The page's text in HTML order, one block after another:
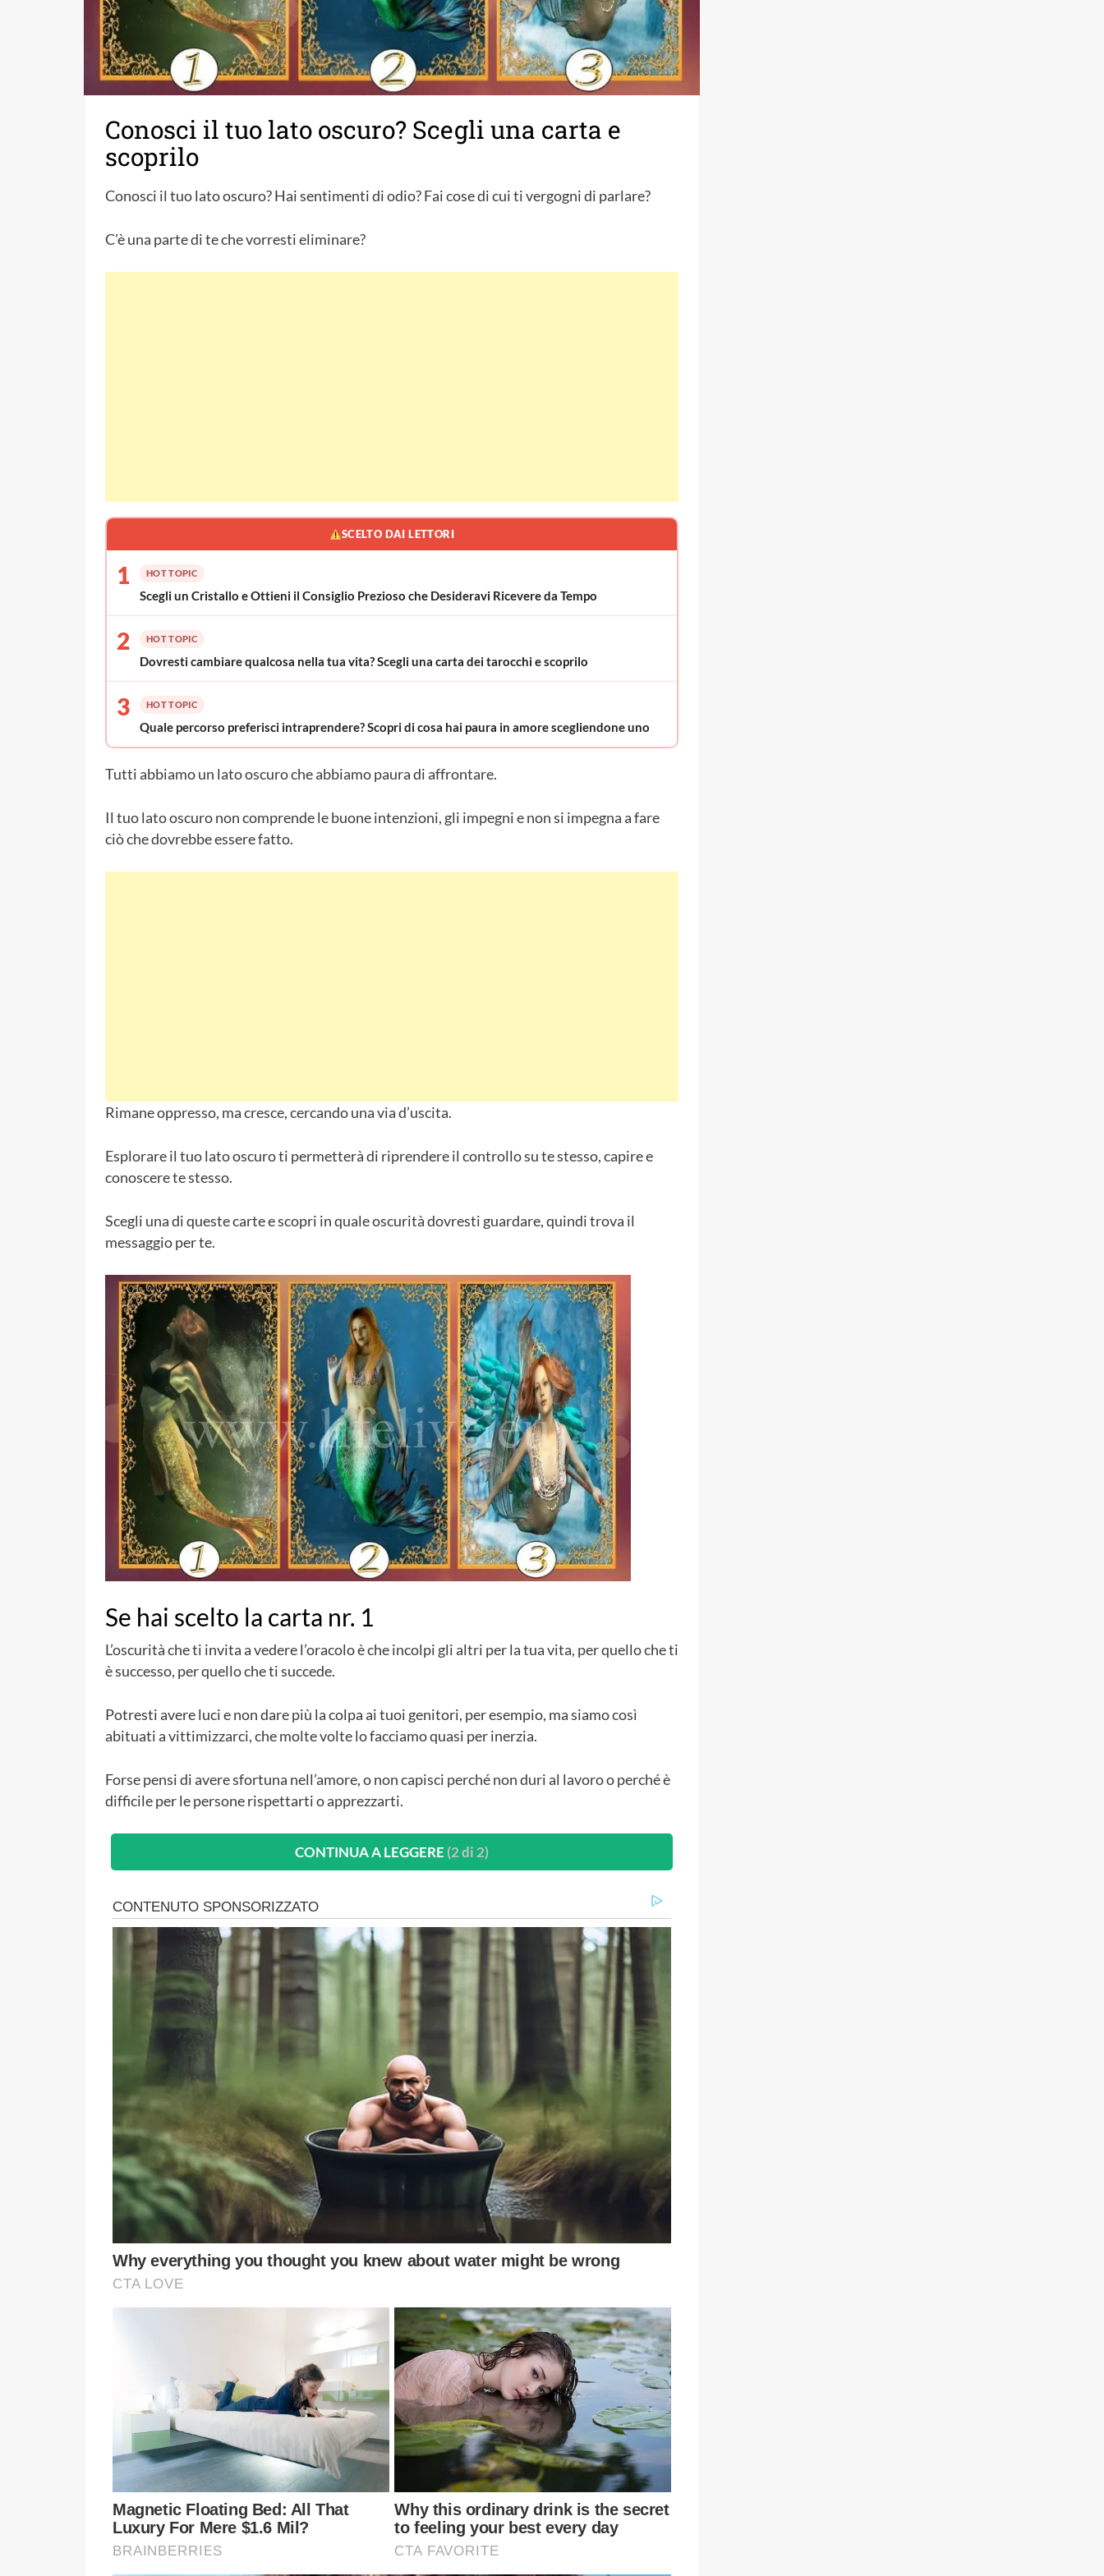
Conosci il tuo lato oscuro? Scegli una carta e
scoprilo
Conosci il tuo lato oscuro? Hai sentimenti di odio? Fai cose di cui ti vergogni di parlare?
C’è una parte di te che vorresti eliminare?
SCELTO DAI LETTORI
1 HOT TOPIC
Scegli un Cristallo e Ottieni il Consiglio Prezioso che Desideravi Ricevere da Tempo
2 HOT TOPIC
Dovresti cambiare qualcosa nella tua vita? Scegli una carta dei tarocchi e scoprilo
3 HOT TOPIC
Quale percorso preferisci intraprendere? Scopri di cosa hai paura in amore scegliendone uno
Tutti abbiamo un lato oscuro che abbiamo paura di affrontare.
Il tuo lato oscuro non comprende le buone intenzioni, gli impegni e non si impegna a fare
ciò che dovrebbe essere fatto.
Rimane oppresso, ma cresce, cercando una via d’uscita.
Esplorare il tuo lato oscuro ti permetterà di riprendere il controllo su te stesso, capire e
conoscere te stesso.
Scegli una di queste carte e scopri in quale oscurità dovresti guardare, quindi trova il
messaggio per te.
Se hai scelto la carta nr. 1
L’oscurità che ti invita a vedere l’oracolo è che incolpi gli altri per la tua vita, per quello che ti
è successo, per quello che ti succede.
Potresti avere luci e non dare più la colpa ai tuoi genitori, per esempio, ma siamo così
abituati a vittimizzarci, che molte volte lo facciamo quasi per inerzia.
Forse pensi di avere sfortuna nell’amore, o non capisci perché non duri al lavoro o perché è
difficile per le persone rispettarti o apprezzarti.
CONTINUA A LEGGERE (2 di 2)